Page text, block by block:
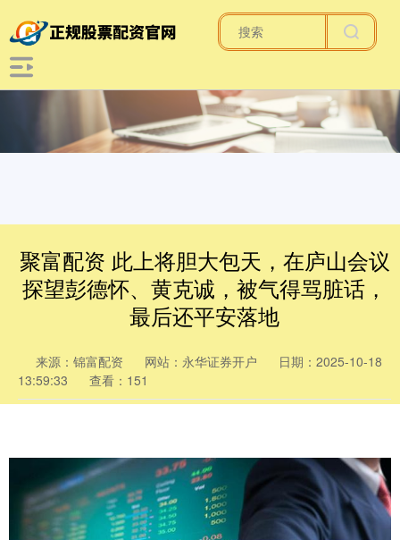
聚富配资 此上将胆大包天，在庐山会议
探望彭德怀、黄克诚，被气得骂脏话，
最后还平安落地
来源：锦富配资 网站：永华证券开户
日期：2025-10-18
13:59:33
查看：151